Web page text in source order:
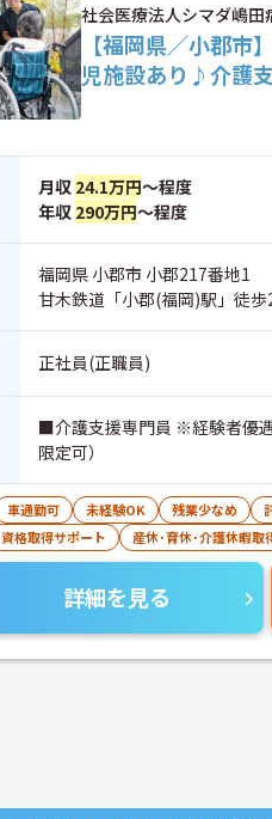
社会医療法人シマダ嶋田
【福岡県／小郡
児施設あり♪介護
月収 24.1万円～程度
年収 290万円～程度
福岡県 小郡市 小郡217番地1
甘木鉄道「小郡(福岡)駅」徒歩
正社員(正職員)
■介護支援専門員 ※経験者優
限定可）
車通勤可 未経験OK 残業少なめ
資格取得サポート 産休･育休･介護休暇取
詳細を見る